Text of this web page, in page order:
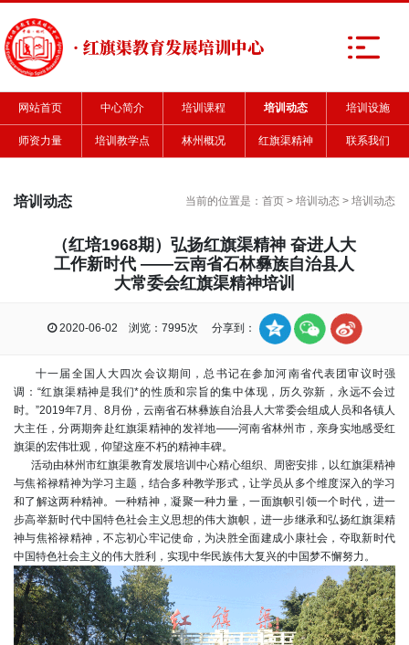
· 红旗渠教育发展培训中心
网站首页 中心简介 培训课程 培训动态 培训设施
师资力量 培训教学点 林州概况 红旗渠精神 联系我们
培训动态 当前的位置是： 首页 > 培训动态 > 培训动态
（红培1968期）弘扬红旗渠精神 奋进人大
工作新时代 ——云南省石林彝族自治县人
大常委会红旗渠精神培训
2020-06-02 浏览：7995次 分享到：
十一届全国人大四次会议期间，总书记在参加河南省代表团审议时强
调：“红旗渠精神是我们*的性质和宗旨的集中体现，历久弥新，永远不会过
时。”2019年7月、8月份，云南省石林彝族自治县人大常委会组成人员和各镇人
大主任，分两期奔赴红旗渠精神的发祥地——河南省林州市，亲身实地感受红
旗渠的宏伟壮观，仰望这座不朽的精神丰碑。
活动由林州市红旗渠教育发展培训中心精心组织、周密安排，以红旗渠精神
与焦裕禄精神为学习主题，结合多种教学形式，让学员从多个维度深入的学习
和了解这两种精神。一种精神，凝聚一种力量，一面旗帜引领一个时代，进一
步高举新时代中国特色社会主义思想的伟大旗帜，进一步继承和弘扬红旗渠精
神与焦裕禄精神，不忘初心牢记使命，为决胜全面建成小康社会，夺取新时代
中国特色社会主义的伟大胜利，实现中华民族伟大复兴的中国梦不懈努力。